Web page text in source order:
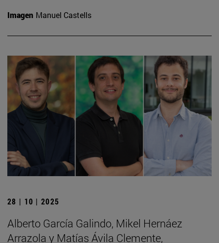
Imagen Manuel Castells
28 | 10 | 2025
Alberto García Galindo, Mikel Hernáez
Arrazola y Matías Ávila Clemente,